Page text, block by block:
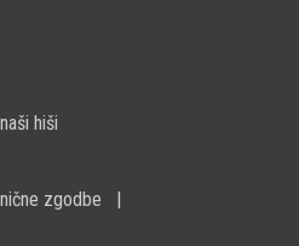
hiši
zgodbe